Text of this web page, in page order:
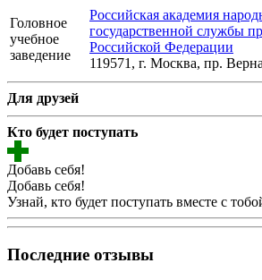
Головное
учебное
заведение
Российская академия
государственной службы
Российской Федерации
119571, г. Москва, пр.
Для друзей
Кто будет поступать
Добавь себя!
Добавь себя!
Узнай, кто будет поступать вместе с
Последние отзывы